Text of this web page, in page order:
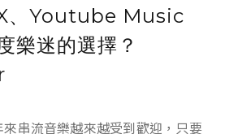
、Youtube Music
樂迷的選擇？
來串流音樂越來越受到歡迎，只要